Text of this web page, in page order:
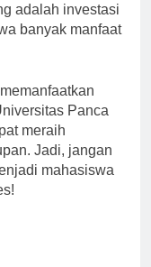
adalah investasi
banyak manfaat
Panca
meraih
Jadi, jangan
mahasiswa